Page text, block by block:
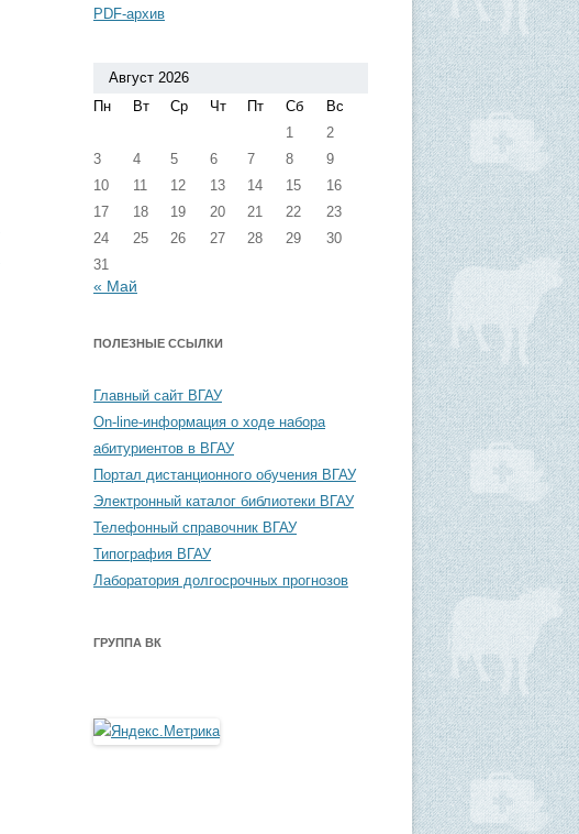
PDF-архив
Август 2026
Пн
Вт Ср Чт Пт Сб
Вс
1
2
3
4 5 6 7 8
9
10
11 12 13 14 15
16
17
18 19 20 21 22
23
24
25 26 27 28 29
30
31
« Май
ПОЛЕЗНЫЕ ССЫЛКИ
Главный сайт ВГАУ
On-line-информация о ходе набора
абитуриентов в ВГАУ
Портал дистанционного обучения ВГАУ
Электронный каталог библиотеки ВГАУ
Телефонный справочник ВГАУ
Типография ВГАУ
Лаборатория долгосрочных прогнозов
ГРУППА ВК